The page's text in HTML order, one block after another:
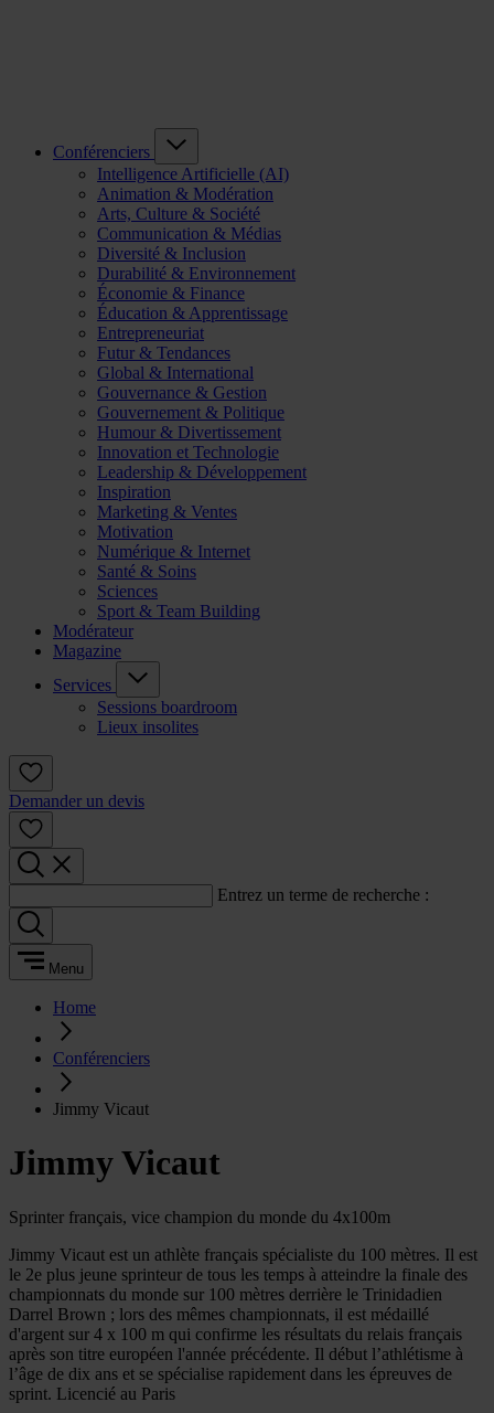
Conférenciers
Intelligence Artificielle (AI)
Animation & Modération
Arts, Culture & Société
Communication & Médias
Diversité & Inclusion
Durabilité & Environnement
Économie & Finance
Éducation & Apprentissage
Entrepreneuriat
Futur & Tendances
Global & International
Gouvernance & Gestion
Gouvernement & Politique
Humour & Divertissement
Innovation et Technologie
Leadership & Développement
Inspiration
Marketing & Ventes
Motivation
Numérique & Internet
Santé & Soins
Sciences
Sport & Team Building
Modérateur
Magazine
Services
Sessions boardroom
Lieux insolites
Demander un devis
Entrez un terme de recherche :
Menu
Home
Conférenciers
Jimmy Vicaut
Jimmy Vicaut
Sprinter français, vice champion du monde du 4x100m
Jimmy Vicaut est un athlète français spécialiste du 100 mètres. Il est
le 2e plus jeune sprinteur de tous les temps à atteindre la finale des
championnats du monde sur 100 mètres derrière le Trinidadien
Darrel Brown ; lors des mêmes championnats, il est médaillé
d'argent sur 4 x 100 m qui confirme les résultats du relais français
après son titre européen l'année précédente. Il début l’athlétisme à
l’âge de dix ans et se spécialise rapidement dans les épreuves de
sprint. Licencié au Paris